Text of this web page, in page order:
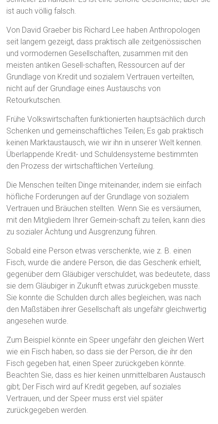
ist auch völlig falsch.
Von David Graeber bis Richard Lee haben Anthropologen
seit langem gezeigt, dass praktisch alle zeitgenössischen
und vormodernen Gesellschaften, zusammen mit den
meisten antiken Gesell-schaften, Ressourcen auf der
Grundlage von Kredit und sozialem Vertrauen verteilten,
nicht auf der Grundlage eines Austauschs von
Retourkutschen.
Frühe Volkswirtschaften funktionierten hauptsächlich durch
Schenken und gemeinschaftliches Teilen; Es gab praktisch
keinen Marktaustausch, wie wir ihn in unserer Welt kennen.
Überlappende Kredit- und Schuldensysteme bestimmten
den Prozess der wirtschaftlichen Verteilung.
Die Menschen teilten Dinge miteinander, indem sie einfach
höfliche Forderungen auf der Grundlage von sozialem
Vertrauen und Bräuchen stellten. Wenn Sie es versäumen,
mit den Mitgliedern Ihrer Gemein-schaft zu teilen, kann dies
zu sozialer Ächtung und Ausgrenzung führen.
Sobald eine Person etwas verschenkte, wie z. B. einen
Fisch, wurde die andere Person, die das Geschenk erhielt,
gegenüber dem Gläubiger verschuldet, was bedeutete, dass
sie dem Gläubiger in Zukunft etwas zurückgeben musste.
Sie konnte die Schulden durch alles begleichen, was nach
den Maßstäben ihrer Gesellschaft als ungefähr gleichwertig
angesehen wurde.
Zum Beispiel könnte ein Speer ungefähr den gleichen Wert
wie ein Fisch haben, so dass sie der Person, die ihr den
Fisch gegeben hat, einen Speer zurückgeben könnte.
Beachten Sie, dass es hier keinen unmittelbaren Austausch
gibt; Der Fisch wird auf Kredit gegeben, auf soziales
Vertrauen, und der Speer muss erst viel später
zurückgegeben werden.